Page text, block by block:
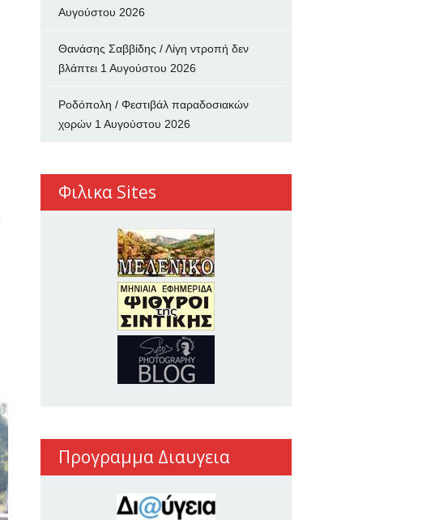
Αυγούστου 2026
Θανάσης Σαββίδης / Λίγη ντροπή δεν
βλάπτει 1 Αυγούστου 2026
Ροδόπολη / Φεστιβάλ παραδοσιακών
χορών 1 Αυγούστου 2026
Φιλικα Sites
Προγραμμα Διαυγεια